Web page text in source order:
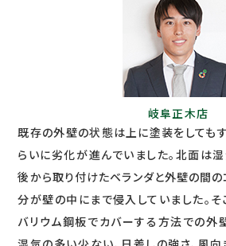
岐阜正木店
既存の外壁の状態は上に塗装をしても
らいに劣化が進んでいました。北面は
後から取り付けたベランダと外壁の間
分が壁の中にまで侵入していました。
バリウム鋼板でカバーする方法での外